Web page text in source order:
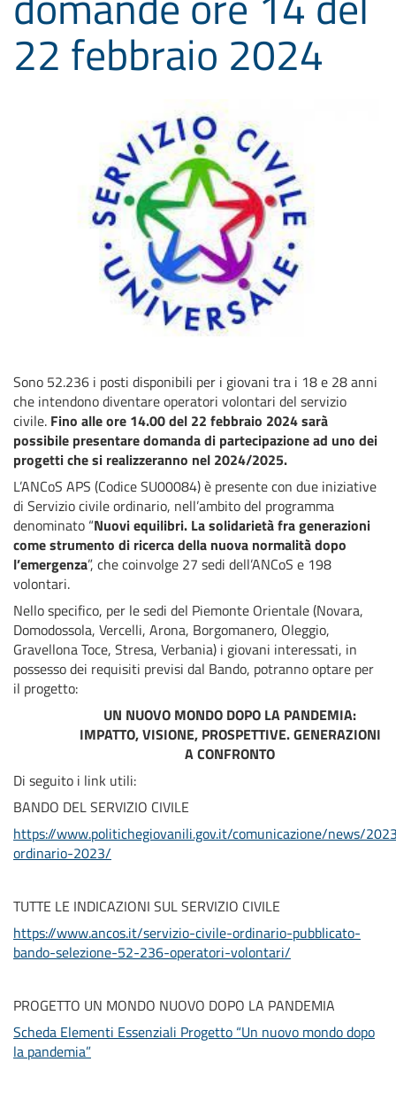
22 febbraio 2024
Sono 52.236 i posti disponibili per i giovani tra i 18 e 28 anni
che intendono diventare operatori volontari del servizio
civile. Fino alle ore 14.00 del 22 febbraio 2024 sarà
possibile presentare domanda di partecipazione ad uno dei
progetti che si realizzeranno nel 2024/2025.
L’ANCoS APS (Codice SU00084) è presente con due iniziative
di Servizio civile ordinario, nell’ambito del programma
denominato “Nuovi equilibri. La solidarietà fra generazioni
come strumento di ricerca della nuova normalità dopo
l’emergenza”, che coinvolge 27 sedi dell’ANCoS e 198
volontari.
Nello specifico, per le sedi del Piemonte Orientale (Novara,
Domodossola, Vercelli, Arona, Borgomanero, Oleggio,
Gravellona Toce, Stresa, Verbania) i giovani interessati, in
possesso dei requisiti previsi dal Bando, potranno optare per
il progetto:
UN NUOVO MONDO DOPO LA PANDEMIA:
IMPATTO, VISIONE, PROSPETTIVE. GENERAZIONI
A CONFRONTO
Di seguito i link utili:
BANDO DEL SERVIZIO CIVILE
https://www.politichegiovanili.gov.it/comunicazione/news/
ordinario-2023/
TUTTE LE INDICAZIONI SUL SERVIZIO CIVILE
https://www.ancos.it/servizio-civile-ordinario-pubblicato-
bando-selezione-52-236-operatori-volontari/
PROGETTO UN MONDO NUOVO DOPO LA PANDEMIA
Scheda Elementi Essenziali Progetto “Un nuovo mondo dopo
la pandemia”